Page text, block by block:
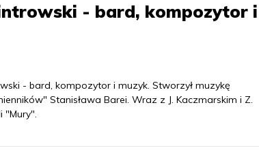
- bard, kompozytor i
- bard, kompozytor i muzyk. Stworzył muzykę
Stanisława Barei. Wraz z J. Kaczmarskim i Z.
"Mury".